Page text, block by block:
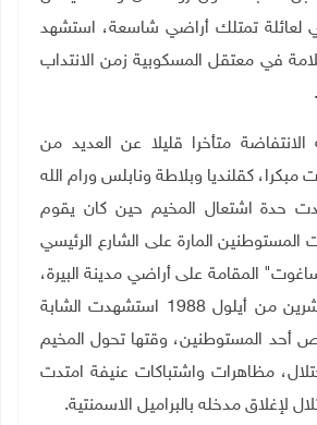
لعائلة تمتلك أراضي شاسعة، استشهد
في معتقل المسكوبية زمن الانتداب
متأخرا قليلا عن العديد من
مبكرا، كقلنديا وبلاطة ونابلس ورام الله
حدة اشتعال المخيم حين كان يقوم
المستوطنين المارة على الشارع الرئيسي
المقامة على أراضي مدينة البيرة،
وفي السادس والعشرين من أيلول 1988 استشهدت الشابة
أحد المستوطنين، وقتها تحول المخيم
مظاهرات واشتباكات عنيفة امتدت
لإغلاق مدخله بالبراميل الاسمنتية.